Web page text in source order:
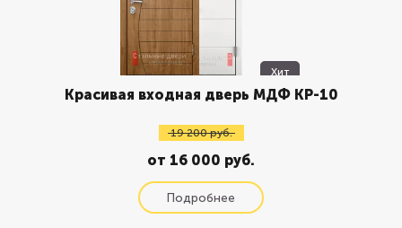
Хит
Красивая входная дверь МДФ КР-10
19 200 руб.
от 16 000 руб.